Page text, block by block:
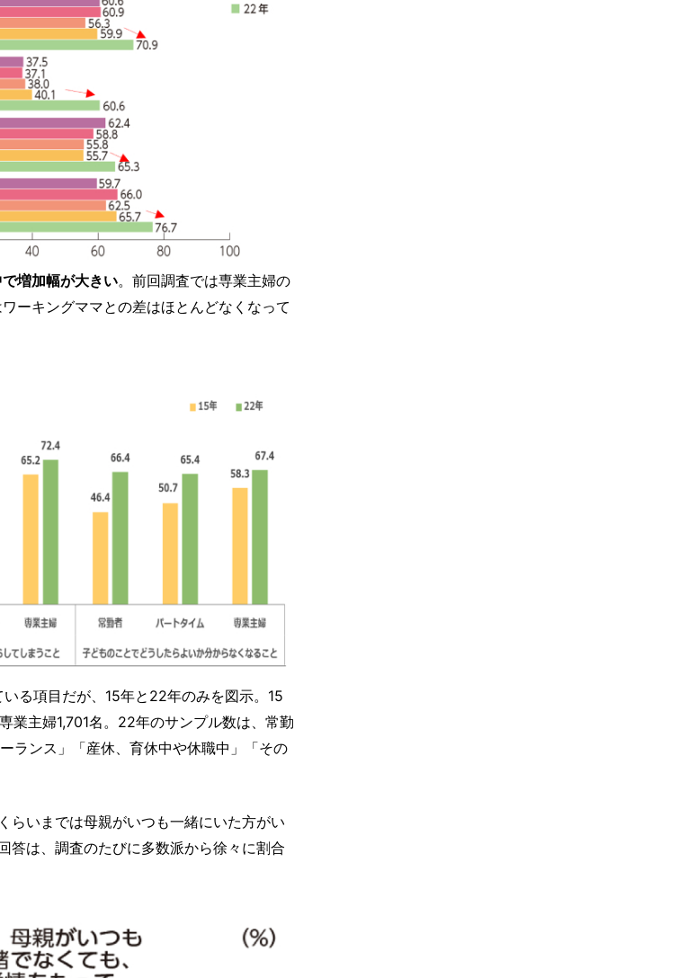
増加幅が大きい。前回調査では専業主婦の
ーキングママとの差はほとんどなくなって
る項目だが、15年と22年のみを図示。15
主婦1,701名。22年のサンプル数は、常勤
ランス」「産休、育休中や休職中」「その
らいまでは母親がいつも一緒にいた方がい
答は、調査のたびに多数派から徐々に割合